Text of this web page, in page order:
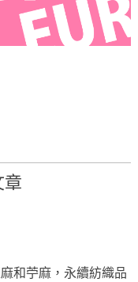
章
和苧麻，永續紡織品